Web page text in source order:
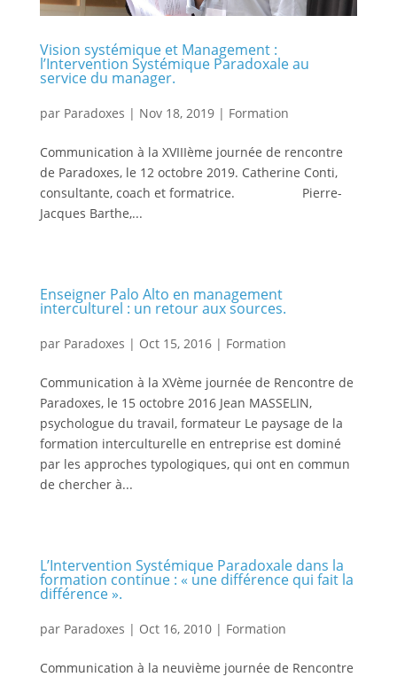
Vision systémique et Management :
l’Intervention Systémique Paradoxale au
service du manager.
par Paradoxes | Nov 18, 2019| Formation
Communication à la XVIIIème journée de rencontre
de Paradoxes, le 12 octobre 2019. Catherine Conti,
consultante, coach et formatrice. Pierre-
Jacques Barthe,...
Enseigner Palo Alto en management
interculturel : un retour aux sources.
par Paradoxes | Oct 15, 2016| Formation
Communication à la XVème journée de Rencontre de
Paradoxes, le 15 octobre 2016 Jean MASSELIN,
psychologue du travail, formateur Le paysage de la
formation interculturelle en entreprise est dominé
par les approches typologiques, qui ont en commun
de chercher à...
L’Intervention Systémique Paradoxale dans la
formation continue : « une différence qui fait la
différence ».
par Paradoxes | Oct 16, 2010| Formation
Communication à la neuvième journée de Rencontre